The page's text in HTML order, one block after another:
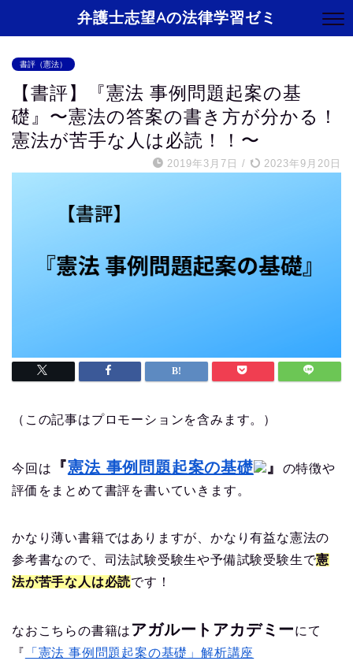
弁護士志望Aの法律学習ゼミ
書評（憲法）
【書評】『憲法 事例問題起案の基
礎』〜憲法の答案の書き方が分かる！
憲法が苦手な人は必読！！〜
2019年3月7日 / 2023年9月20日
（この記事はプロモーションを含みます。）
今回は 『憲法 事例問題起案の基礎 』
の特徴や
評価をまとめて書評を書いていきます。
かなり薄い書籍ではありますが、かなり有益な憲法の
参考書なので、司法試験受験生や予備試験受験生で憲
法が苦手な人は必読です！
なおこちらの書籍は アガルートアカデミーにて
『
「憲法 事例問題起案の基礎」解析講座